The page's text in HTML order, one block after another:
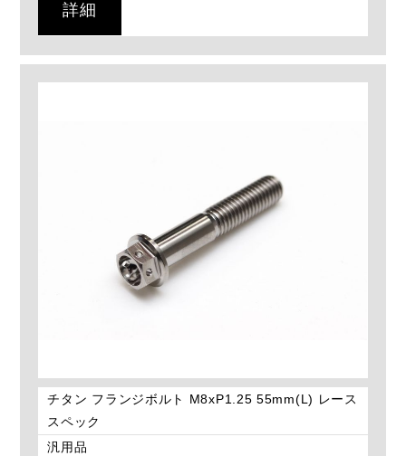
詳細
チタン フランジボルト M8xP1.25 55mm(L) レース
スペック
汎用品